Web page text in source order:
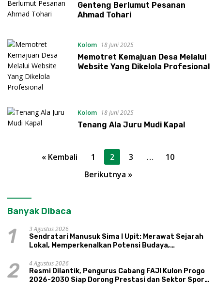
Genteng Berlumut Pesanan
Ahmad Tohari
Kolom 18 Juni 2025
Memotret Kemajuan Desa Melalui
Website Yang Dikelola Profesional
Kolom 18 Juni 2025
Tenang Ala Juru Mudi Kapal
Paginasi« Kembali 1 2 3 …
10
Berikutnya »
Banyak Dibaca
1
3 Agustus 2026
Sendratari Manusuk Sima I Upit: Merawat Sejarah
Lokal, Memperkenalkan Potensi Budaya,
2
4 Agustus 2026
Resmi Dilantik, Pengurus Cabang FAJI Kulon Progo
2026-2030 Siap Dorong Prestasi dan Sektor Sport